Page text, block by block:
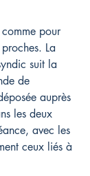
pour
La
suit la
de
auprès
les deux
avec les
ceux liés à